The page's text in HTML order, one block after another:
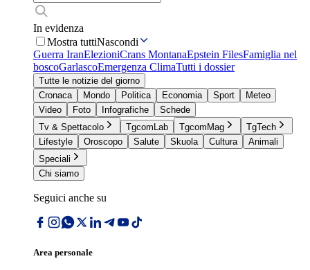
In evidenza
Mostra tuttiNascondi
Guerra IranElezioniCrans MontanaEpstein FilesFamiglia nel
boscoGarlascoEmergenza ClimaTutti i dossier
Tutte le notizie del giorno
Cronaca
Mondo Politica Economia Sport
Meteo
Video
Foto Infografiche
Schede
Tv & Spettacolo
TgcomLab TgcomMag
TgTech
Lifestyle
Oroscopo Salute Skuola Cultura
Animali
Speciali
Chi siamo
Seguici anche su
Area personale